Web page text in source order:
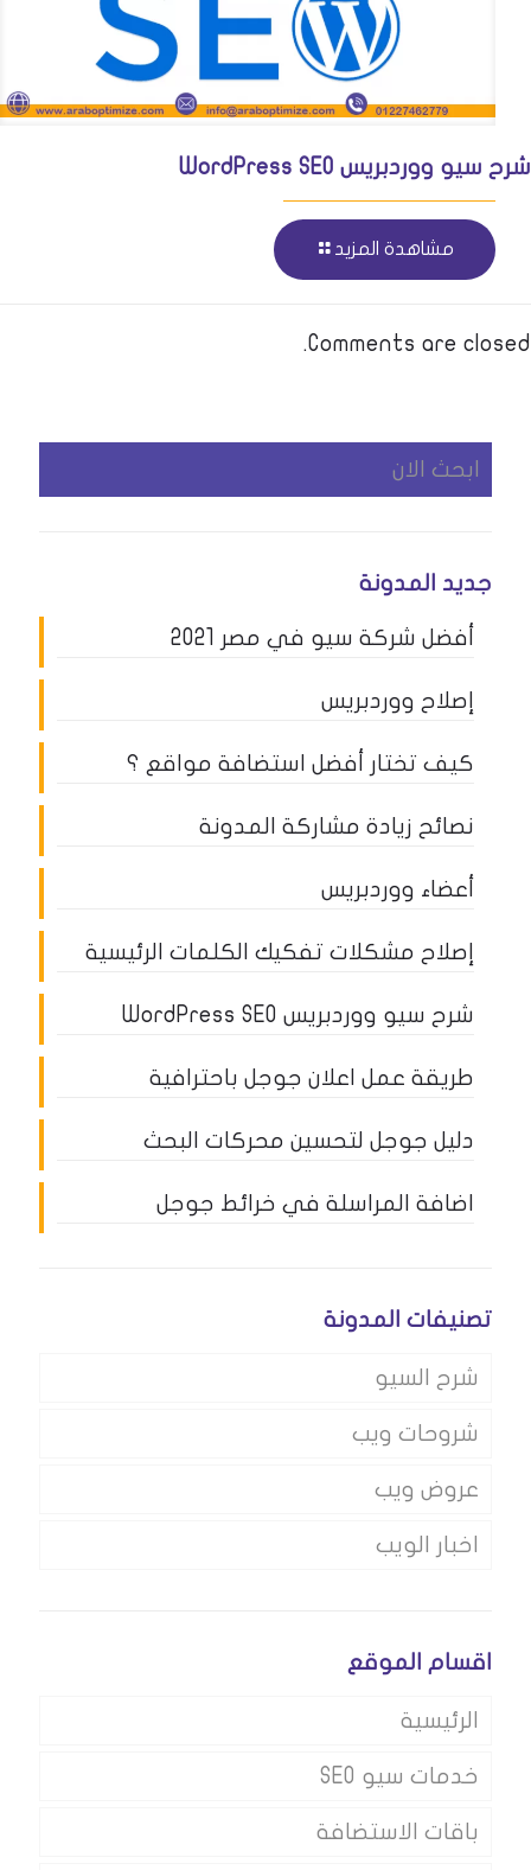
شرح سيو ووردبريس WordPress SEO
مشاهدة المزيد
Comments are closed.
جديد المدونة
أفضل شركة سيو في مصر 2021
إصلاح ووردبريس
كيف تختار أفضل استضافة مواقع ؟
نصائح زيادة مشاركة المدونة
أعضاء ووردبريس
إصلاح مشكلات تفكيك الكلمات الرئيسية
شرح سيو ووردبريس WordPress SEO
طريقة عمل اعلان جوجل باحترافية
دليل جوجل لتحسين محركات البحث
اضافة المراسلة في خرائط جوجل
تصنيفات المدونة
شرح السيو
شروحات ويب
عروض ويب
اخبار الويب
اقسام الموقع
الرئيسية
خدمات سيو SEO
باقات الاستضافة